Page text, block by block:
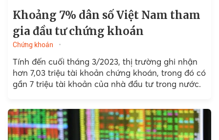
Khoảng 7% dân số Việt Nam tham
gia đầu tư chứng khoán
Chứng khoán
Tính đến cuối tháng 3/2023, thị trường ghi nhận
hơn 7,03 triệu tài khoản chứng khoán, trong đó có
gần 7 triệu tài khoản của nhà đầu tư trong nước.